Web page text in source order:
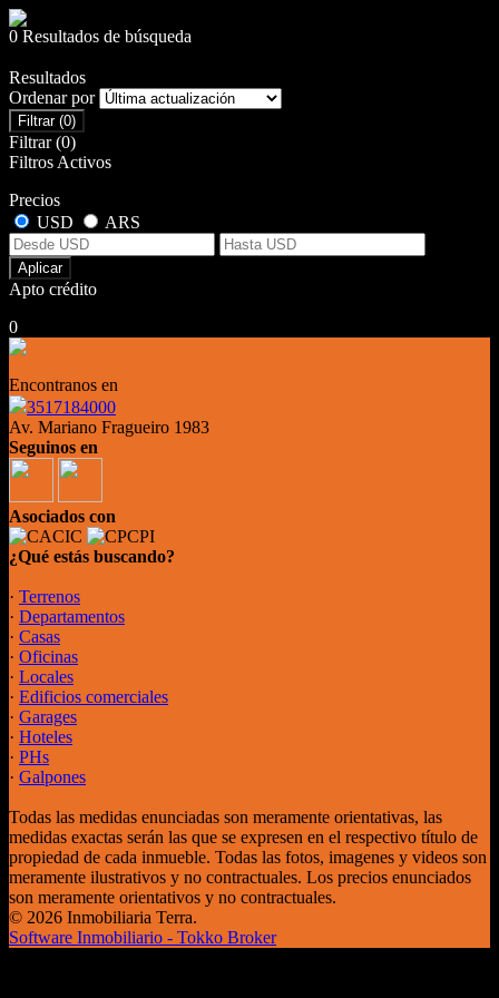
0 Resultados de búsqueda
Resultados
Ordenar por
Filtrar (0)
Filtrar (0)
Filtros Activos
Precios
USD
ARS
Aplicar
Apto crédito
0
Encontranos en
3517184000
Av. Mariano Fragueiro 1983
Seguinos en
Asociados con
¿Qué estás buscando?
· Terrenos
· Departamentos
· Casas
· Oficinas
· Locales
· Edificios comerciales
· Garages
· Hoteles
· PHs
· Galpones
Todas las medidas enunciadas son meramente orientativas, las
medidas exactas serán las que se expresen en el respectivo título de
propiedad de cada inmueble. Todas las fotos, imagenes y videos son
meramente ilustrativos y no contractuales. Los precios enunciados
son meramente orientativos y no contractuales.
© 2026 Inmobiliaria Terra.
Software Inmobiliario - Tokko Broker